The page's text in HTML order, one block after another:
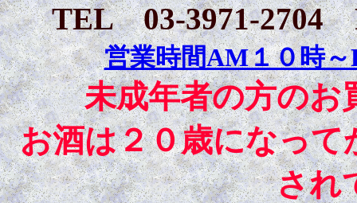
TEL 03-3971-2704
営業時間AM１０時
未成年者の方のお
お酒は２０歳になって
され